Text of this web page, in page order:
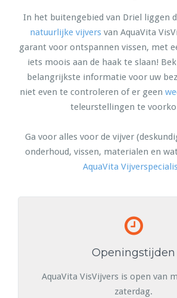
In het buitengebied van Driel liggen
natuurlijke vijvers van AquaVita
garant voor ontspannen vissen, met
iets moois aan de haak te slaan!
belangrijkste informatie voor uw
niet even te controleren of er geen
teleurstellingen te
Ga voor alles voor de vijver
onderhoud, vissen, materialen en
AquaVita
Openingstijden
AquaVita VisVijvers is open van
zaterdag.